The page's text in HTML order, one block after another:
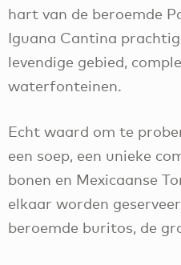
hart van de beroemde
Iguana Cantina
levendige gebied,
waterfonteinen.
Echt waard om te
een soep, een unieke
bonen en Mexicaanse
elkaar worden
beroemde buritos, de